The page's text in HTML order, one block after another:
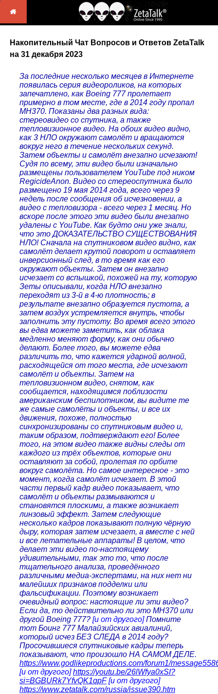
Накопительный Чат Вопросов и Ответов ZetaTalk
на 31 декабря 2023
За последние несколько месяцев в Интернете
появилась серия видеороликов, на которых
запечатлено, как Boeing 777 пролетает
примерно в том месте, где в 2014 году пропал
MH370. Показаны два разных вида:
стереовидео со спутника, а также
тепловизионное видео. На обоих видео видно,
как 3 НЛО окружают самолёт и вращаются
вокруг него в течение нескольких секунд.
Затем объекты и самолёт внезапно исчезают!
Судя по всему, эти видео были изначально
размещены пользователем YouTube под ником
RegicideAnon. Видео со стереоспутника было
размещено 19 мая 2014 года, всего через 9
недель после сообщения об исчезновении, а
видео с тепловизора - всего через 1 месяц. Но
вскоре после этого эти видео были внезапно
удалены с YouTube. Как будто они уже знали,
что это ДОКАЗАТЕЛЬСТВО СУЩЕСТВОВАНИЯ
НЛО! Сначала на спутниковом видео видно, как
самолёт делает крутой поворот и оставляет
инверсионный след, в то время как его
окружают объекты. Затем он внезапно
исчезает со вспышкой, похожей на ту, которую
Зеты описывали, когда НЛО внезапно
переходят из 3-й в 4-ю плотность; в
результате внезапно образуется пустота, а
затем воздух устремляется внутрь, чтобы
заполнить эту пустоту. Во время всего этого
вы едва можете заметить, как облака
медленно меняют форму, как они обычно
делают. Более того, вы можете едва
различить то, что кажется ударной волной,
расходящейся от того места, где исчезают
самолёт и объекты. Затем на
тепловизионном видео, снятом, как
сообщается, находящимся поблизости
американским беспилотником, вы видите те
же самые самолёты и объекты, и все их
движения, похоже, полностью
синхронизированы со спутниковым видео и,
таким образом, подтверждают его! Более
того, на этом видео также видны следы от
каждого из трёх объектов, которые они
оставляют за собой, пролетая по орбите
вокруг самолёта. Но самое интересное - это
момент, когда самолёт исчезает. В этой
части первый кадр видео показывает, что
самолёт и объекты размываются и
становятся плоскими, а также возникает
линзовый эффект. Затем следующие
несколько кадров показывают полную чёрную
дыру, которая затем исчезает, а вместе с ней
и все летательные аппараты! В целом, что
делает эти видео по-настоящему
удивительными, так это то, что после
тщательного анализа, проведённого
различными медиа-экспертами, на них нет ни
малейших признаков подделки или
фальсификации. Поэтому возникает
очевидный вопрос: настоящие ли эти видео?
Если да, то действительно ли это MH370 или
другой Boeing 777? [и от другого] Помните
тот Боинг 777 Малайзийских авиалиний,
который исчез БЕЗ СЛЕДА в 2014 году?
Просочившиеся спутниковые кадры теперь
показывают, что произошло НА САМОМ ДЕЛЕ.
https://www.godlikeproductions.com/forum1/
[и от другого] https://youtu.be/26lWfya0xSI?
si=BGBURk7YfvQK1qpF [и от другого]
https://www.zetatalk.com/russia/issue390.htm